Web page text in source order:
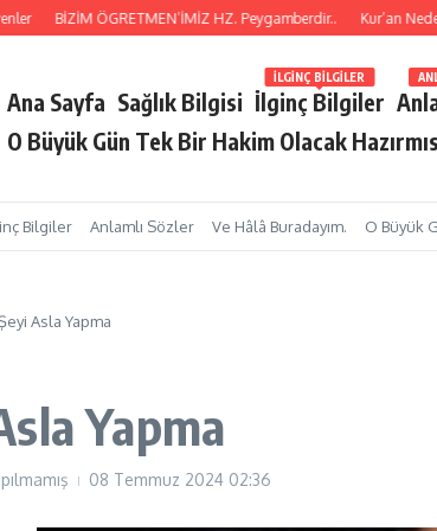
BİZİM ÖGRETMEN’İMİZ HZ. Peygamberdir.. Kur’an Neden
Ana Sayfa Sağlık Bilgisi İlginç Bilgiler
İLGINÇ BILGILER
O Büyük Gün Tek Bir Hakim Olacak
Bilgiler Anlamlı Sözler Ve Hâlâ Buradayım. O Büyük
Asla Yapma
Yapma
08 Temmuz 2024 02:36